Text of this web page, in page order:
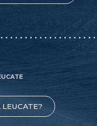
LEUCATE?